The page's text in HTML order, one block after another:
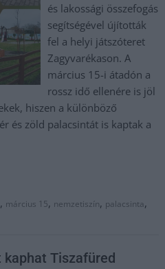
és lakossági összefogás
segítségével újították
fel a helyi játszóteret
Zagyvarékason. A
március 15-i átadón a
rossz idő ellenére is jöl
hiszen a különböző
és zöld palacsintát is kaptak a
, március 15, nemzetiszín, palacsinta,
Tiszafüred